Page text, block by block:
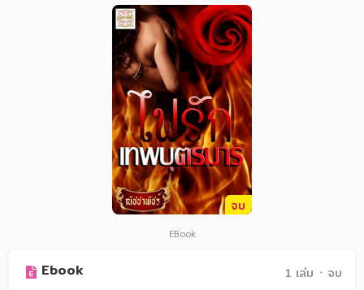
จบ
EBook
Ebook 1 เล่ม ᛫ จบ